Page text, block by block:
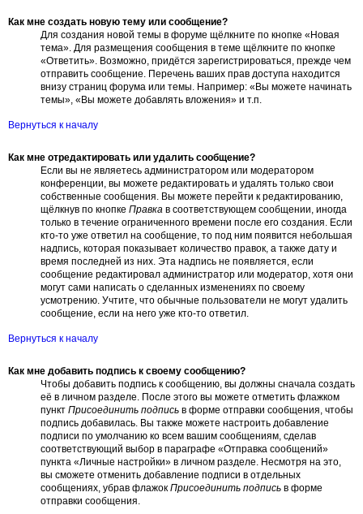
Как мне создать новую тему или сообщение?
Для создания новой темы в форуме щёлкните по кнопке «Новая
тема». Для размещения сообщения в теме щёлкните по кнопке
«Ответить». Возможно, придётся зарегистрироваться, прежде чем
отправить сообщение. Перечень ваших прав доступа находится
внизу страниц форума или темы. Например: «Вы можете начинать
темы», «Вы можете добавлять вложения» и т.п.
Вернуться к началу
Как мне отредактировать или удалить сообщение?
Если вы не являетесь администратором или модератором
конференции, вы можете редактировать и удалять только свои
собственные сообщения. Вы можете перейти к редактированию,
щёлкнув по кнопке Правка в соответствующем сообщении, иногда
только в течение ограниченного времени после его создания. Если
кто-то уже ответил на сообщение, то под ним появится небольшая
надпись, которая показывает количество правок, а также дату и
время последней из них. Эта надпись не появляется, если
сообщение редактировал администратор или модератор, хотя они
могут сами написать о сделанных изменениях по своему
усмотрению. Учтите, что обычные пользователи не могут удалить
сообщение, если на него уже кто-то ответил.
Вернуться к началу
Как мне добавить подпись к своему сообщению?
Чтобы добавить подпись к сообщению, вы должны сначала создать
её в личном разделе. После этого вы можете отметить флажком
пункт Присоединить подпись в форме отправки сообщения, чтобы
подпись добавилась. Вы также можете настроить добавление
подписи по умолчанию ко всем вашим сообщениям, сделав
соответствующий выбор в параграфе «Отправка сообщений»
пункта «Личные настройки» в личном разделе. Несмотря на это,
вы сможете отменить добавление подписи в отдельных
сообщениях, убрав флажок Присоединить подпись в форме
отправки сообщения.